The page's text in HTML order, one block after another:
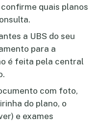
quais planos
a UBS do seu
para a
é feita pela central
com foto,
do plano, o
e exames